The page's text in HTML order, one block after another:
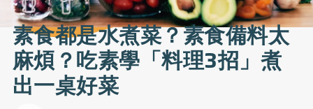
素食都是水煮菜？素食備料太
麻煩？吃素學「料理3招」煮
出一桌好菜